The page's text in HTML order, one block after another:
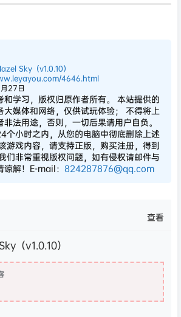
Sky（v1.0.10）
4646.html
27日
和学习，版权归原作者所有。 本站提供的
大媒体和网络，仅供试玩体验； 不得将上
法用途，否则，一切后果请用户自负。
个小时之内，从您的电脑中彻底删除上述
游戏内容，请支持正版，购买注册，得到
们非常重视版权问题，如有侵权请邮件与
解！E-mail： 824287876@qq.com
查看
（v1.0.10）